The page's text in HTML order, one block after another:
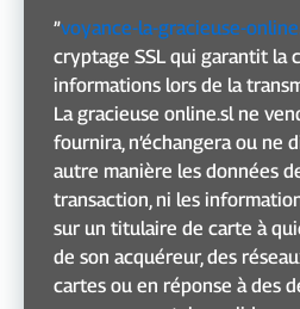
”voyance-la-gracieuse-
cryptage SSL qui garantit la
informations lors de la
La gracieuse online.sl ne
fournira, n’échangera ou ne
autre manière les données
transaction, ni les
sur un titulaire de carte à
de son acquéreur, des
cartes ou en réponse à des